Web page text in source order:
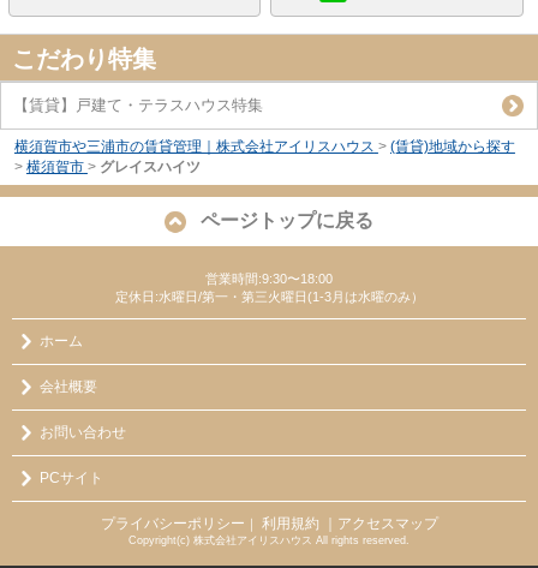
こだわり特集
【賃貸】戸建て・テラスハウス特集
横須賀市や三浦市の賃貸管理｜株式会社アイリスハウス > (賃貸)地域から探す
> 横須賀市 > グレイスハイツ
ページトップに戻る
営業時間:9:30〜18:00
定休日:水曜日/第一・第三火曜日(1-3月は水曜のみ）
ホーム
会社概要
お問い合わせ
PCサイト
プライバシーポリシー 利用規約 ｜アクセスマップ
Copyright(c) 株式会社アイリスハウス All rights reserved.